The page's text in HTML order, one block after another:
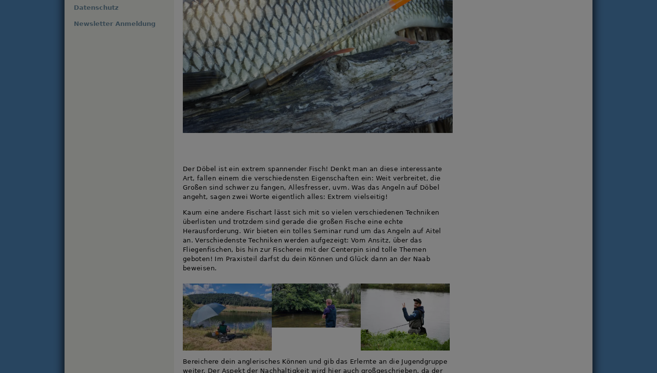
Der Döbel ist ein extrem spannender Fisch! Denkt man an diese interessante
Art, fallen einem die verschiedensten Eigenschaften ein: Weit verbreitet, die
Großen sind schwer zu fangen, Allesfresser, uvm. Was das Angeln auf Döbel
angeht, sagen zwei Worte eigentlich alles: Extrem vielseitig!
Kaum eine andere Fischart lässt sich mit so vielen verschiedenen Techniken
überlisten und trotzdem sind gerade die großen Fische eine echte
Herausforderung. Wir bieten ein tolles Seminar rund um das Angeln auf Aitel
an. Verschiedenste Techniken werden aufgezeigt: Vom Ansitz, über das
Fliegenfischen, bis hin zur Fischerei mit der Centerpin sind tolle Themen
geboten! Im Praxisteil darfst du dein Können und Glück dann an der Naab
beweisen.
Bereichere dein anglerisches Können und gib das Erlernte an die Jugendgruppe
weiter. Der Aspekt der Nachhaltigkeit wird hier auch großgeschrieben, da der
Datenschutz
Newsletter Anmeldung